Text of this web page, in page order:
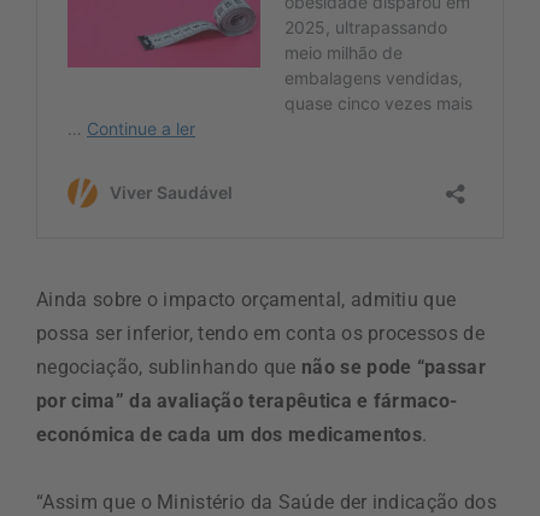
Ainda sobre o impacto orçamental, admitiu que
possa ser inferior, tendo em conta os processos de
negociação, sublinhando que não se pode “passar
por cima” da avaliação terapêutica e fármaco-
económica de cada um dos medicamentos.
“Assim que o Ministério da Saúde der indicação dos